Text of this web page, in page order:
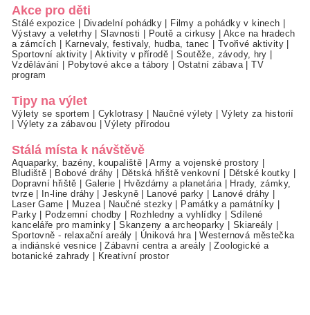
Akce pro děti
Stálé expozice Divadelní pohádky Filmy a pohádky v kinech
Výstavy a veletrhy|Slavnosti Poutě a cirkusy
Akce na hradech
a zámcích
Karnevaly, festivaly, hudba, tanec Tvořivé aktivity
Sportovní aktivity|Aktivity v přírodě |Soutěže, závody, hry
Vzdělávání
Pobytové akce a tábory Ostatní zábava|TV
program
Tipy na výlet
Výlety se sportem Cyklotrasy Naučné výlety
Výlety za historií
Výlety za zábavou |Výlety přírodou
Stálá místa k návštěvě
Aquaparky, bazény, koupaliště |Army a vojenské prostory
Bludiště
Bobové dráhy Dětská hřiště venkovní Dětské koutky
Dopravní hřiště
Galerie Hvězdárny a planetária|
Hrady, zámky,
tvrze| In-line dráhy |Jeskyně| Lanové parky Lanové dráhy
Laser Game
Muzea| Naučné stezky Památky a památníky
Parky| Podzemní chodby Rozhledny a vyhlídky
Sdílené
kanceláře pro maminky |Skanzeny a archeoparky Skiareály
Sportovně - relaxační areály
Úniková hra|Westernová městečka
a indiánské vesnice |Zábavní centra a areály |Zoologické a
botanické zahrady
Kreativní prostor